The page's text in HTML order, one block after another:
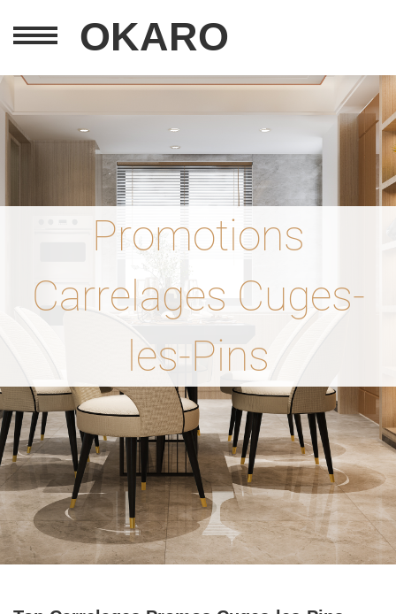
OKARO
Promotions
Carrelages Cuges-
les-Pins